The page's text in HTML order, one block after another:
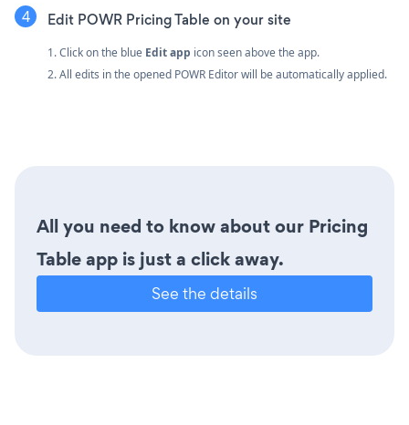
Edit POWR Pricing Table on your site
1. Click on the blue Edit app icon seen above the app.
2. All edits in the opened POWR Editor will be automatically applied.
All you need to know about our Pricing
Table app is just a click away.
See the details